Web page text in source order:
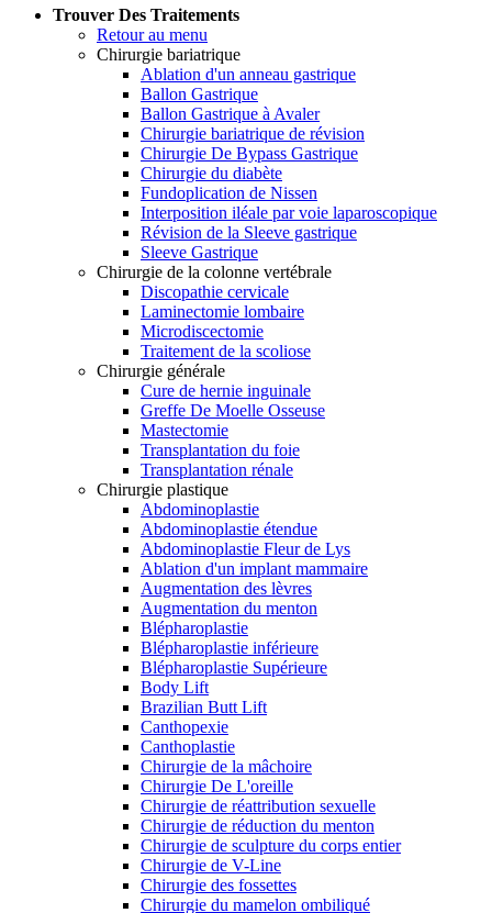
Trouver Des Traitements
Retour au menu
Chirurgie bariatrique
Ablation d'un anneau gastrique
Ballon Gastrique
Ballon Gastrique à Avaler
Chirurgie bariatrique de révision
Chirurgie De Bypass Gastrique
Chirurgie du diabète
Fundoplication de Nissen
Interposition iléale par voie laparoscopique
Révision de la Sleeve gastrique
Sleeve Gastrique
Chirurgie de la colonne vertébrale
Discopathie cervicale
Laminectomie lombaire
Microdiscectomie
Traitement de la scoliose
Chirurgie générale
Cure de hernie inguinale
Greffe De Moelle Osseuse
Mastectomie
Transplantation du foie
Transplantation rénale
Chirurgie plastique
Abdominoplastie
Abdominoplastie étendue
Abdominoplastie Fleur de Lys
Ablation d'un implant mammaire
Augmentation des lèvres
Augmentation du menton
Blépharoplastie
Blépharoplastie inférieure
Blépharoplastie Supérieure
Body Lift
Brazilian Butt Lift
Canthopexie
Canthoplastie
Chirurgie de la mâchoire
Chirurgie De L'oreille
Chirurgie de réattribution sexuelle
Chirurgie de réduction du menton
Chirurgie de sculpture du corps entier
Chirurgie de V-Line
Chirurgie des fossettes
Chirurgie du mamelon ombiliqué